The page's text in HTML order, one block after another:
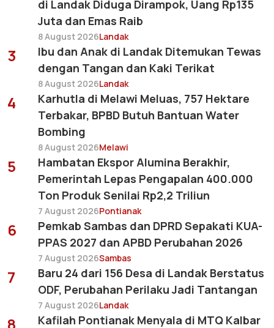
di Landak Diduga Dirampok, Uang Rp135
Juta dan Emas Raib
8 August 2026Landak
3
Ibu dan Anak di Landak Ditemukan Tewas
dengan Tangan dan Kaki Terikat
8 August 2026Landak
4
Karhutla di Melawi Meluas, 757 Hektare
Terbakar, BPBD Butuh Bantuan Water
Bombing
8 August 2026Melawi
5
Hambatan Ekspor Alumina Berakhir,
Pemerintah Lepas Pengapalan 400.000
Ton Produk Senilai Rp2,2 Triliun
7 August 2026Pontianak
6
Pemkab Sambas dan DPRD Sepakati KUA-
PPAS 2027 dan APBD Perubahan 2026
7 August 2026Sambas
7
Baru 24 dari 156 Desa di Landak Berstatus
ODF, Perubahan Perilaku Jadi Tantangan
7 August 2026Landak
Kafilah Pontianak Menyala di MTQ Kalbar